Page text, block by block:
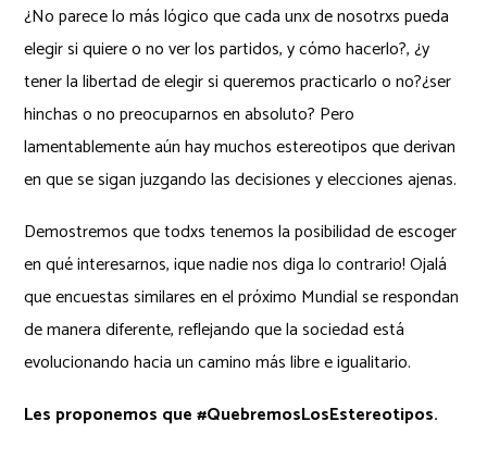
¿No parece lo más lógico que cada unx de nosotrxs pueda
elegir si quiere o no ver los partidos, y cómo hacerlo?, ¿y
tener la libertad de elegir si queremos practicarlo o no?¿ser
hinchas o no preocuparnos en absoluto? Pero
lamentablemente aún hay muchos estereotipos que derivan
en que se sigan juzgando las decisiones y elecciones ajenas.
Demostremos que todxs tenemos la posibilidad de escoger
en qué interesarnos, ¡que nadie nos diga lo contrario! Ojalá
que encuestas similares en el próximo Mundial se respondan
de manera diferente, reflejando que la sociedad está
evolucionando hacia un camino más libre e igualitario.
Les proponemos que #QuebremosLosEstereotipos.